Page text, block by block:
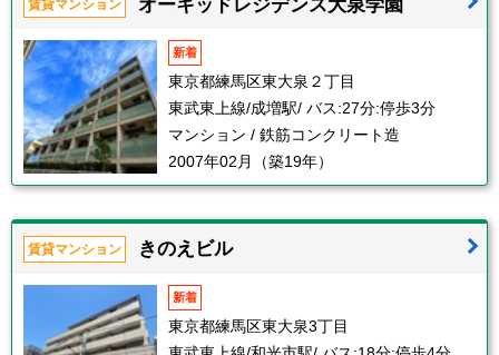
賃貸マンション
新着
東京都練馬区東大泉２丁目
東武東上線/成増駅/ バス:27分:停歩3分
マンション / 鉄筋コンクリート造
2007年02月（築19年）
賃貸マンション きのえビル
新着
東京都練馬区東大泉3丁目